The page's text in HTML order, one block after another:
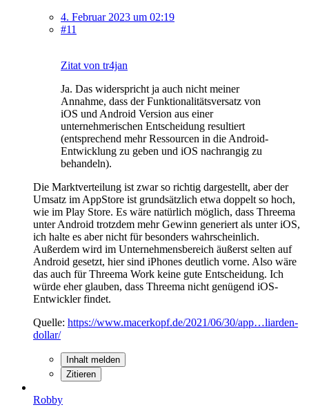
4. Februar 2023 um 02:19
#11
Zitat von tr4jan
Ja. Das widerspricht ja auch nicht meiner
Annahme, dass der Funktionalitätsversatz von
iOS und Android Version aus einer
unternehmerischen Entscheidung resultiert
(entsprechend mehr Ressourcen in die Android-
Entwicklung zu geben und iOS nachrangig zu
behandeln).
Die Marktverteilung ist zwar so richtig dargestellt, aber der
Umsatz im AppStore ist grundsätzlich etwa doppelt so hoch,
wie im Play Store. Es wäre natürlich möglich, dass Threema
unter Android trotzdem mehr Gewinn generiert als unter iOS,
ich halte es aber nicht für besonders wahrscheinlich.
Außerdem wird im Unternehmensbereich äußerst selten auf
Android gesetzt, hier sind iPhones deutlich vorne. Also wäre
das auch für Threema Work keine gute Entscheidung. Ich
würde eher glauben, dass Threema nicht genügend iOS-
Entwickler findet.
Quelle: https://www.macerkopf.de/2021/06/30/app…liarden-
dollar/
Inhalt melden
Zitieren
Robby